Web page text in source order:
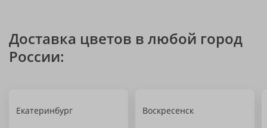
Доставка цветов в любой город
России:
Екатеринбург Воскресенск